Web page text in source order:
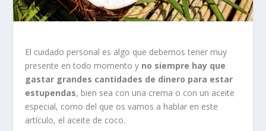
El cuidado personal es algo que debemos tener muy
presente en todo momento y no siempre hay que
gastar grandes cantidades de dinero para estar
estupendas, bien sea con una crema o con un aceite
especial, como del que os vamos a hablar en este
artículo, el aceite de coco.